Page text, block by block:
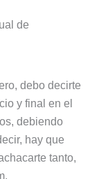
de
debo decirte
y final en el
debiendo
hay que
tanto,